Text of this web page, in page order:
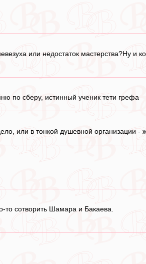
или недостаток мастерства?Ну и
по сберу, истинный ученик тети грефа
или в тонкой душевной организации -
сотворить Шамара и Бакаева.